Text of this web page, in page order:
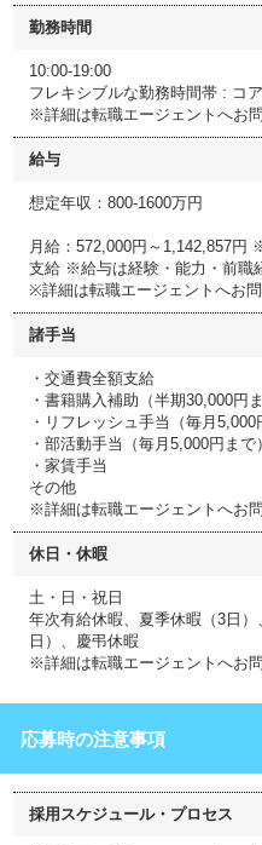
勤務時間
10:00-19:00
フレキシブルな勤務時間帯 : コ
※詳細は転職エージェントへお
給与
想定年収：800-1600万円
月給：572,000円～1,142,857円
支給 ※給与は経験・能力・前職
※詳細は転職エージェントへお問
諸手当
・交通費全額支給
・書籍購入補助（半期30,000円ま
・リフレッシュ手当（毎月5,000
・部活動手当（毎月5,000円まで）
・家賃手当
その他
※詳細は転職エージェントへお
休日・休暇
土・日・祝日
年次有給休暇、夏季休暇（3日
日）、慶弔休暇
※詳細は転職エージェントへお
応募時の注意事項
採用スケジュール・プロセス